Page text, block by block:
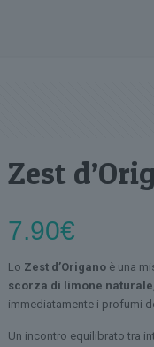
Zest
7.90€
Lo Zest d’Origano è una
scorza di limone naturale
immediatamente i profumi
Un incontro equilibrato tra